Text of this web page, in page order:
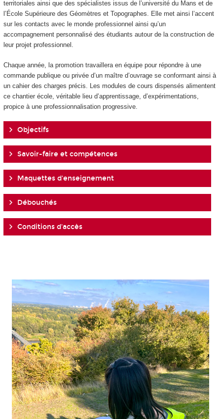
territoriales ainsi que des spécialistes issus de l’université du Mans et de
l’École Supérieure des Géomètres et Topographes. Elle met ainsi l’accent
sur les contacts avec le monde professionnel ainsi qu’un
accompagnement personnalisé des étudiants autour de la construction de
leur projet professionnel.
Chaque année, la promotion travaillera en équipe pour répondre à une
commande publique ou privée d’un maître d’ouvrage se conformant ainsi à
un cahier des charges précis. Les modules de cours dispensés alimentent
ce chantier école, véritable lieu d’apprentissage, d’expérimentations,
propice à une professionnalisation progressive.
Objectifs
Savoir-faire et compétences
Maquettes d'enseignement
Débouchés
Conditions d'accès